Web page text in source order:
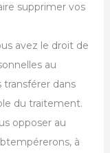
supprimer vos
avez le droit de
au
dans
du traitement.
opposer au
à